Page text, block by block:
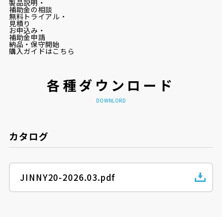
製品説明・
補助金の相談
無料トライアル・
見積り
お申込み・
補助金申請
納品・保守開始
購入ガイドはこちら
各種ダウンロード
DOWNLORD
カタログ
JINNY20-2026.03.pdf